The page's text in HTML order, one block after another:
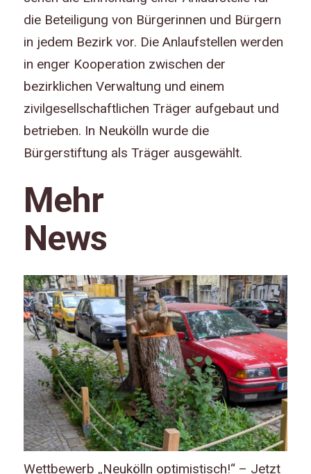
die Beteiligung von Bürgerinnen und Bürgern
in jedem Bezirk vor. Die Anlaufstellen werden
in enger Kooperation zwischen der
bezirklichen Verwaltung und einem
zivilgesellschaftlichen Träger aufgebaut und
betrieben. In Neukölln wurde die
Bürgerstiftung als Träger ausgewählt.
Mehr
News
Wettbewerb „Neukölln optimistisch!“ – Jetzt